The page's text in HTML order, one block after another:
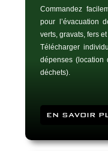
Commandez
pour l’évacuation
verts, gravats, fers
Télécharger
dépenses (location
déchets).
EN SAVOIR